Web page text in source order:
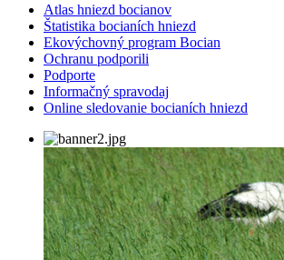
Atlas hniezd bocianov
Štatistika bocianích hniezd
Ekovýchovný program Bocian
Ochranu podporili
Podporte
Informačný spravodaj
Online sledovanie bocianích hniezd